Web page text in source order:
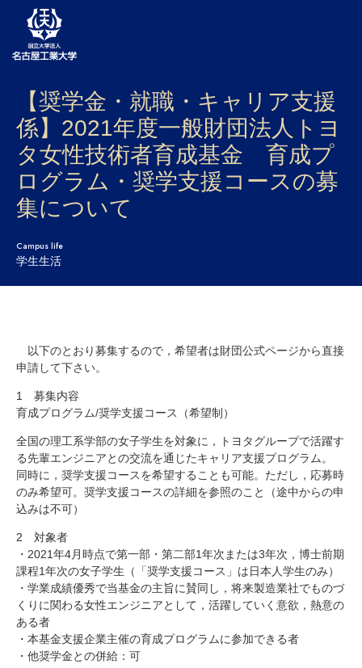
大学案内
学部・大学院・センター
入試
学生生活
研究・産学官連携
研究・教員Navi
企業・研究者
地域・一般
寄附のお願い
アクセス
キャンパスマップ お問い合わせ English 資料請求
【奨学金・就職・キャリア支援
係】2021年度一般財団法人トヨ
タ女性技術者育成基金 育成プ
ログラム・奨学支援コースの募
集について
Campus life
学生生活
以下のとおり募集するので，希望者は財団公式ページから直接
申請して下さい。
1 募集内容
育成プログラム/奨学支援コース（希望制）
全国の理工系学部の女子学生を対象に，トヨタグループで活躍す
る先輩エンジニアとの交流を通じたキャリア支援プログラム。
同時に，奨学支援コースを希望することも可能。ただし，応募時
のみ希望可。奨学支援コースの詳細を参照のこと（途中からの申
込みは不可）
2 対象者
・2021年4月時点で第一部・第二部1年次または3年次，博士前期
課程1年次の女子学生（「奨学支援コース」は日本人学生のみ）
・学業成績優秀で当基金の主旨に賛同し，将来製造業社でものづ
くりに関わる女性エンジニアとして，活躍していく意欲，熱意の
ある者
・本基金支援企業主催の育成プログラムに参加できる者
・他奨学金との併給：可